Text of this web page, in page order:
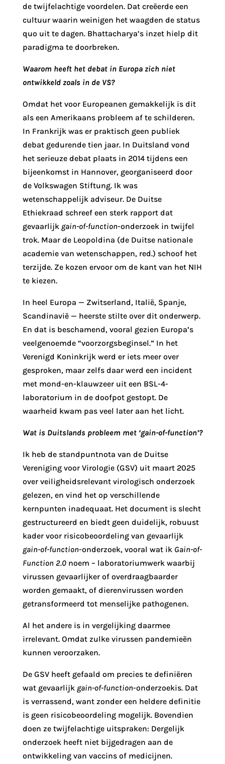
de twijfelachtige voordelen. Dat creëerde een
cultuur waarin weinigen het waagden de status
quo uit te dagen. Bhattacharya’s inzet hielp dit
paradigma te doorbreken.
Waarom heeft het debat in Europa zich niet
ontwikkeld zoals in de VS?
Omdat het voor Europeanen gemakkelijk is dit
als een Amerikaans probleem af te schilderen.
In Frankrijk was er praktisch geen publiek
debat gedurende tien jaar. In Duitsland vond
het serieuze debat plaats in 2014 tijdens een
bijeenkomst in Hannover, georganiseerd door
de Volkswagen Stiftung. Ik was
wetenschappelijk adviseur. De Duitse
Ethiekraad schreef een sterk rapport dat
gevaarlijk gain-of-function-onderzoek in twijfel
trok. Maar de Leopoldina (de Duitse nationale
academie van wetenschappen, red.) schoof het
terzijde. Ze kozen ervoor om de kant van het NIH
te kiezen.
In heel Europa — Zwitserland, Italië, Spanje,
Scandinavië — heerste stilte over dit onderwerp.
En dat is beschamend, vooral gezien Europa’s
veelgenoemde “voorzorgsbeginsel.” In het
Verenigd Koninkrijk werd er iets meer over
gesproken, maar zelfs daar werd een incident
met mond-en-klauwzeer uit een BSL-4-
laboratorium in de doofpot gestopt. De
waarheid kwam pas veel later aan het licht.
Wat is Duitslands probleem met ‘gain-of-function’?
Ik heb de standpuntnota van de Duitse
Vereniging voor Virologie (GSV) uit maart 2025
over veiligheidsrelevant virologisch onderzoek
gelezen, en vind het op verschillende
kernpunten inadequaat. Het document is slecht
gestructureerd en biedt geen duidelijk, robuust
kader voor risicobeoordeling van gevaarlijk
gain-of-function-onderzoek, vooral wat ik Gain-of-
Function 2.0noem – laboratoriumwerk waarbij
virussen gevaarlijker of overdraagbaarder
worden gemaakt, of dierenvirussen worden
getransformeerd tot menselijke pathogenen.
Al het andere is in vergelijking daarmee
irrelevant. Omdat zulke virussen pandemieën
kunnen veroorzaken.
De GSV heeft gefaald om precies te definiëren
wat gevaarlijk gain-of-function-onderzoekis. Dat
is verrassend, want zonder een heldere definitie
is geen risicobeoordeling mogelijk. Bovendien
doen ze twijfelachtige uitspraken: Dergelijk
onderzoek heeft niet bijgedragen aan de
ontwikkeling van vaccins of medicijnen.